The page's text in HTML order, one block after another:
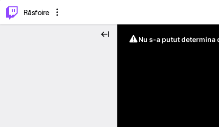
Răsfoire
Nu s-a putut